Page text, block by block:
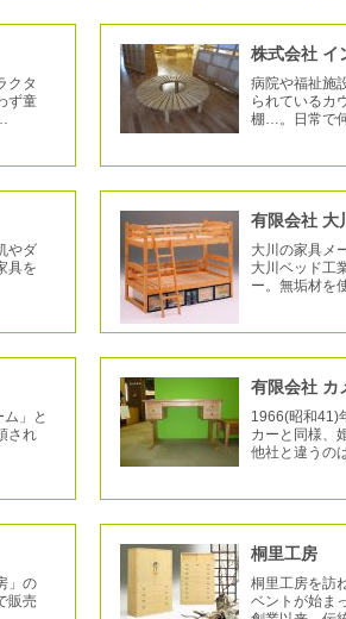
クタ
ず童
株式会社 イ
病院や福祉施
られているカ
棚…。日常で
やダ
具を
有限会社 大
大川の家具メ
大川ベッド工
ー。無垢材を
」と
され
有限会社 カ
1966(昭和41)
カーと同様、
他社と違うの
」の
販売
桐里工房
桐里工房を訪
ベントが始ま